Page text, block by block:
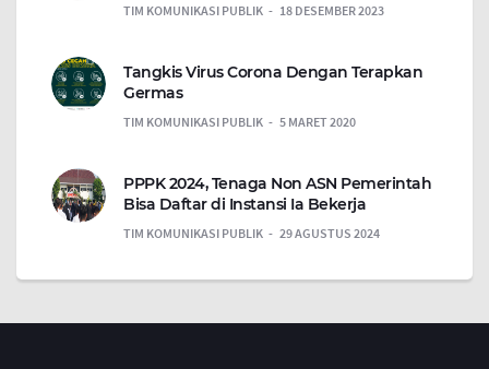
TIM KOMUNIKASI PUBLIK 18 DESEMBER 2023
Tangkis Virus Corona Dengan Terapkan
Germas
TIM KOMUNIKASI PUBLIK 5 MARET 2020
PPPK 2024, Tenaga Non ASN Pemerintah
Bisa Daftar di Instansi Ia Bekerja
TIM KOMUNIKASI PUBLIK 29 AGUSTUS 2024